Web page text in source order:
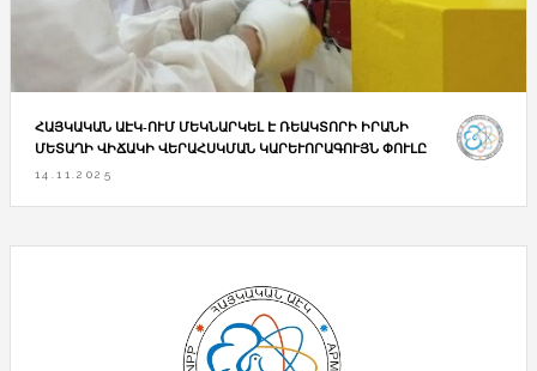
ՀԱՅԿԱԿԱՆ ԱԷԿ-ՈՒՄ ՄԵԿՆԱՐԿԵԼ Է ՌԵԱԿՏՈՐԻ ԻՐԱՆԻ
ՄԵՏԱՂԻ ՎԻՃԱԿԻ ՎԵՐԱՀՍԿՄԱՆ ԿԱՐԵՒՈՐԱԳՈՒՅՆ ՓՈՒԼԸ
14.11.2025